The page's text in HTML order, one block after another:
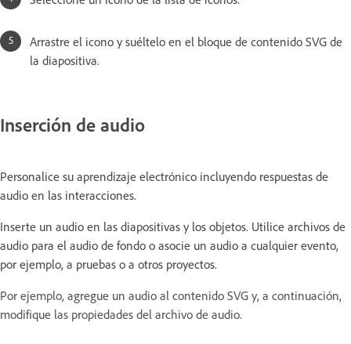
Arrastre el icono y suéltelo en el bloque de contenido SVG de
la diapositiva.
Inserción de audio
Personalice su aprendizaje electrónico incluyendo respuestas de
audio en las interacciones.
Inserte un audio en las diapositivas y los objetos. Utilice archivos de
audio para el audio de fondo o asocie un audio a cualquier evento,
por ejemplo, a pruebas o a otros proyectos.
Por ejemplo, agregue un audio al contenido SVG y, a continuación,
modifique las propiedades del archivo de audio.